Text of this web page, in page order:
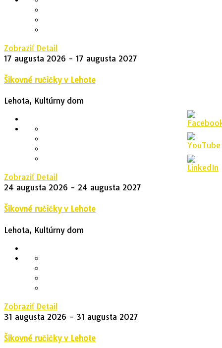
Zobraziť Detail
17 augusta 2026 - 17 augusta 2027
Šikovné ručičky v Lehote
Lehota, Kultúrny dom
Zobraziť Detail
24 augusta 2026 - 24 augusta 2027
Šikovné ručičky v Lehote
Lehota, Kultúrny dom
Zobraziť Detail
31 augusta 2026 - 31 augusta 2027
Šikovné ručičky v Lehote